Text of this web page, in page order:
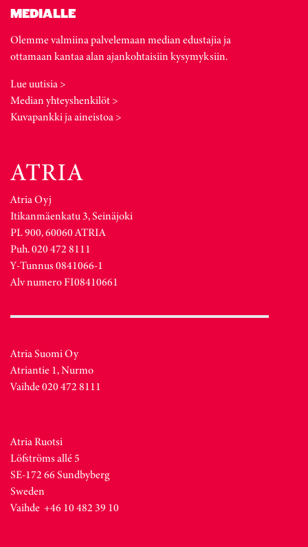
MEDIALLE
Olemme valmiina palvelemaan median edustajia ja
ottamaan kantaa alan ajankohtaisiin kysymyksiin.
Lue uutisia >
Median yhteyshenkilöt >
Kuvapankki ja aineistoa >
Atria Oyj
Itikanmäenkatu 3, Seinäjoki
PL 900, 60060 ATRIA
Puh. 020 472 8111
Y-Tunnus 0841066-1
Alv numero FI08410661
Atria Suomi Oy
Atriantie 1, Nurmo
Vaihde 020 472 8111
Atria Ruotsi
Löfströms allé 5
SE-172 66 Sundbyberg
Sweden
Vaihde +46 10 482 39 10